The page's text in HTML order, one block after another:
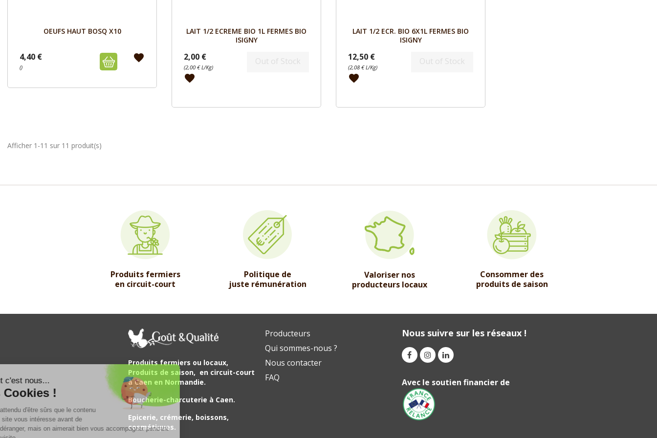
Aperçu
OEUFS HAUT BOSQ X10
4,40 €
()
favorite
Aperçu
LAIT 1/2 ECREME BIO 1L FERMES BIO
ISIGNY
2,00 €
(2,00 € L/Kg)
Out of Stock
favorite
Aperçu
LAIT 1/2 ECR. BIO 6X1L FERMES BIO
ISIGNY
12,50 €
(2,08 € L/Kg)
Out of Stock
favorite
Afficher 1-11 sur 11 produit(s)
Produits fermiers
en circuit-court
Politique de
juste rémunération
Valoriser nos
producteurs locaux
Consommer des
produits de saison
Produits fermiers ou locaux,
Produits de saison, en circuit-court
à Caen en Normandie.
Boucherie-charcuterie à Caen.
Epicerie, crémerie, boissons,
cosmétiques.
Producteurs
Qui sommes-nous ?
Nous contacter
FAQ
Nous suivre sur les réseaux !
Avec le soutien financier de
Salut c'est nous...
les Cookies !
On a attendu d'être sûrs que le contenu
de ce site vous intéresse avant de
vous déranger, mais on aimerait bien vous accompagner pendant